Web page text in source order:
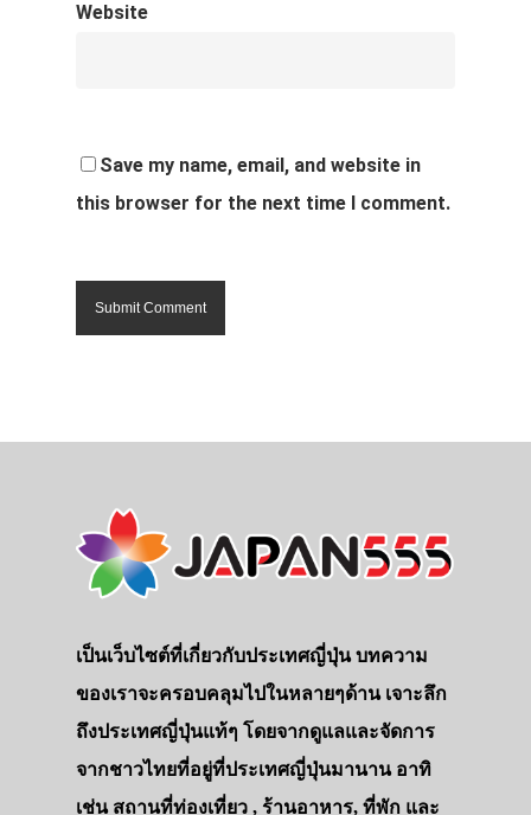
Website
Save my name, email, and website in
this browser for the next time I comment.
เป็นเว็บไซต์ที่เกี่ยวกับประเทศญี่ปุ่น บทความ
ของเราจะครอบคลุมไปในหลายๆด้าน เจาะลึก
ถึงประเทศญี่ปุ่นแท้ๆ โดยจากดูแลและจัดการ
จากชาวไทยที่อยู่ที่ประเทศญี่ปุ่นมานาน อาทิ
เช่น สถานที่ท่องเที่ยว , ร้านอาหาร, ที่พัก และ